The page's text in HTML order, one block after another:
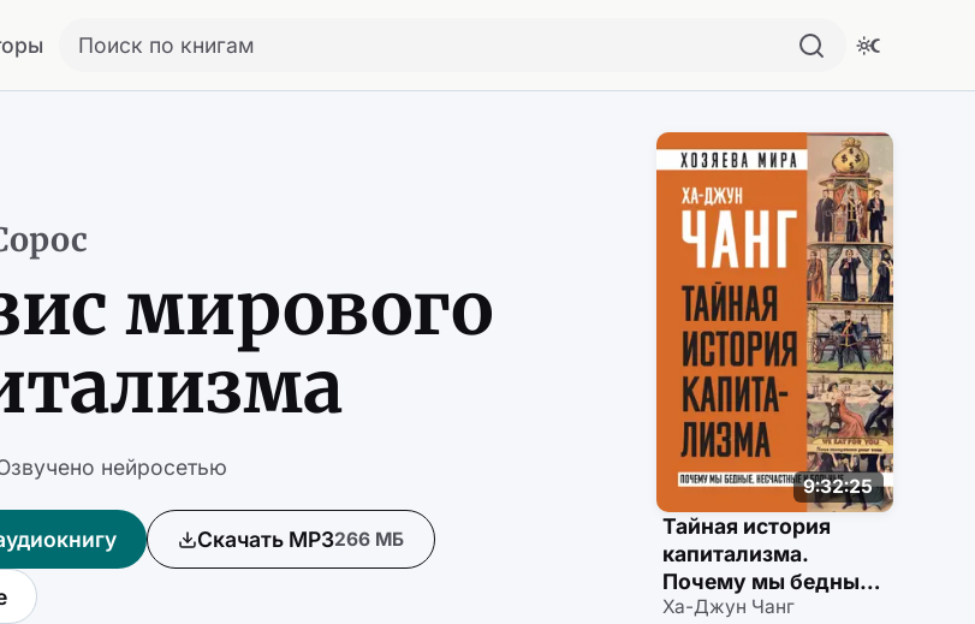
Поиск по книгам
мирового
нейросетью
Скачать MP3266 МБ
Похожие
9:32:25
Тайная история
капитализма.
Почему мы бедные,
несчастные
Ха-Джун Чанг